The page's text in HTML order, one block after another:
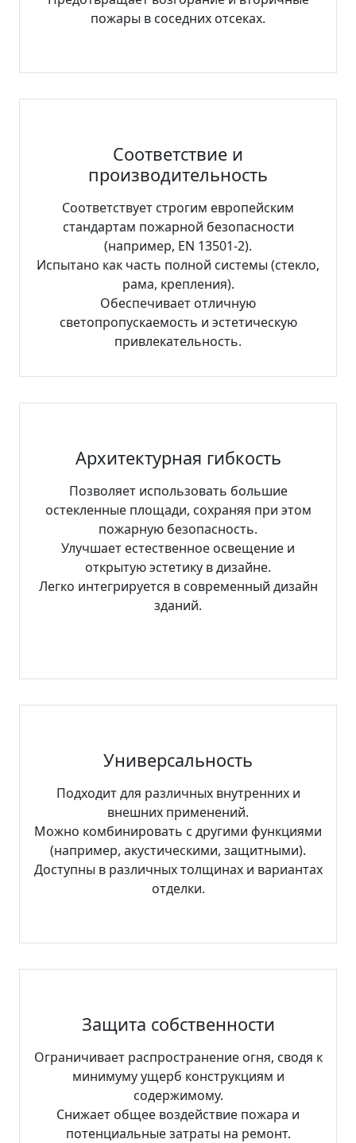
пожары в соседних отсеках.
Соответствие и
производительность
Соответствует строгим европейским
стандартам пожарной безопасности
(например, EN 13501-2).
Испытано как часть полной системы (стекло,
рама, крепления).
Обеспечивает отличную
светопропускаемость и эстетическую
привлекательность.
Архитектурная гибкость
Позволяет использовать большие
остекленные площади, сохраняя при этом
пожарную безопасность.
Улучшает естественное освещение и
открытую эстетику в дизайне.
Легко интегрируется в современный дизайн
зданий.
Универсальность
Подходит для различных внутренних и
внешних применений.
Можно комбинировать с другими функциями
(например, акустическими, защитными).
Доступны в различных толщинах и вариантах
отделки.
Защита собственности
Ограничивает распространение огня, сводя к
минимуму ущерб конструкциям и
содержимому.
Снижает общее воздействие пожара и
потенциальные затраты на ремонт.